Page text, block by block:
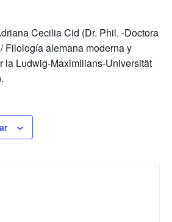
Cecilia Cid (Dr. Phil. -Doctora
Filología alemana moderna y
la Ludwig-Maximilians-Universität